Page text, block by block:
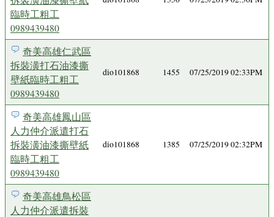
臨時工粗工
0989439480
奇美高雄仁武區
拆裝潢打石油漆撕
壁紙臨時工粗工
0989439480
dio101868 1455 07/25/2019 02:33PM
奇美高雄鳳山區
人力仲介派遣打石
拆裝潢油漆撕壁紙
臨時工粗工
0989439480
dio101868 1385 07/25/2019 02:32PM
奇美高雄鳥松區
人力仲介派遣拆裝